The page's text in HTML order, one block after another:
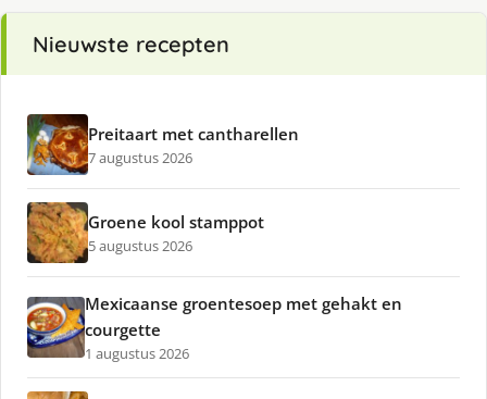
Nieuwste recepten
Preitaart met cantharellen
7 augustus 2026
Groene kool stamppot
5 augustus 2026
Mexicaanse groentesoep met gehakt en
courgette
1 augustus 2026